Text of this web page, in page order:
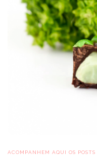
ACOMPANHEM AQUI OS POSTS